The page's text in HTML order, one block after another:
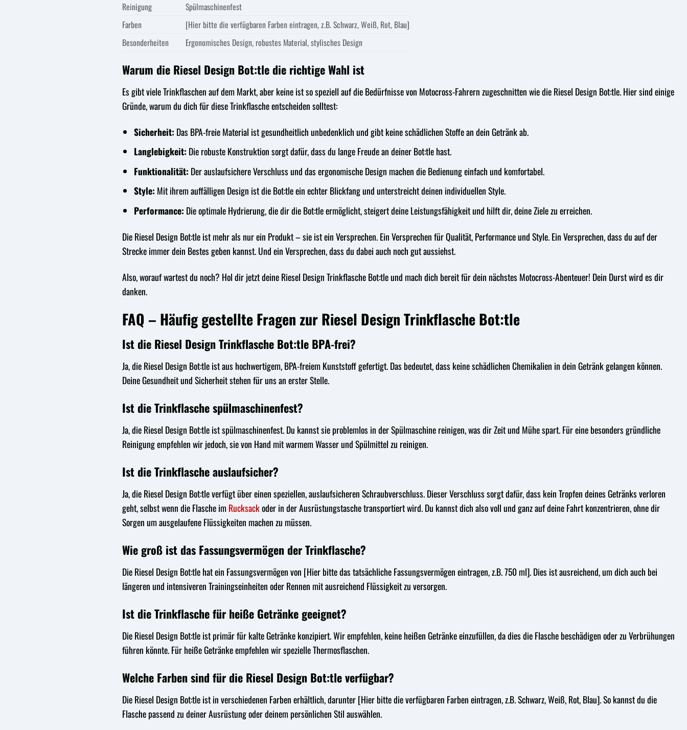
Reinigung
Spülmaschinenfest
Farben
[Hier bitte die verfügbaren Farben eintragen, z.B. Schwarz, Weiß, Rot, Blau]
Besonderheiten
Ergonomisches Design, robustes Material, stylisches Design
Warum die Riesel Design Bot:tle die richtige Wahl ist
Es gibt viele Trinkflaschen auf dem Markt, aber keine ist so speziell auf die Bedürfnisse von Motocross-Fahrern zugeschnitten wie die Riesel Design Bot:tle. Hier sind einige
Gründe, warum du dich für diese Trinkflasche entscheiden solltest:
Sicherheit: Das BPA-freie Material ist gesundheitlich unbedenklich und gibt keine schädlichen Stoffe an dein Getränk ab.
Langlebigkeit: Die robuste Konstruktion sorgt dafür, dass du lange Freude an deiner Bot:tle hast.
Funktionalität: Der auslaufsichere Verschluss und das ergonomische Design machen die Bedienung einfach und komfortabel.
Style: Mit ihrem auffälligen Design ist die Bot:tle ein echter Blickfang und unterstreicht deinen individuellen Style.
Performance: Die optimale Hydrierung, die dir die Bot:tle ermöglicht, steigert deine Leistungsfähigkeit und hilft dir, deine Ziele zu erreichen.
Die Riesel Design Bot:tle ist mehr als nur ein Produkt – sie ist ein Versprechen. Ein Versprechen für Qualität, Performance und Style. Ein Versprechen, dass du auf der
Strecke immer dein Bestes geben kannst. Und ein Versprechen, dass du dabei auch noch gut aussiehst.
Also, worauf wartest du noch? Hol dir jetzt deine Riesel Design Trinkflasche Bot:tle und mach dich bereit für dein nächstes Motocross-Abenteuer! Dein Durst wird es dir
danken.
FAQ – Häufig gestellte Fragen zur Riesel Design Trinkflasche Bot:tle
Ist die Riesel Design Trinkflasche Bot:tle BPA-frei?
Ja, die Riesel Design Bot:tle ist aus hochwertigem, BPA-freiem Kunststoff gefertigt. Das bedeutet, dass keine schädlichen Chemikalien in dein Getränk gelangen können.
Deine Gesundheit und Sicherheit stehen für uns an erster Stelle.
Ist die Trinkflasche spülmaschinenfest?
Ja, die Riesel Design Bot:tle ist spülmaschinenfest. Du kannst sie problemlos in der Spülmaschine reinigen, was dir Zeit und Mühe spart. Für eine besonders gründliche
Reinigung empfehlen wir jedoch, sie von Hand mit warmem Wasser und Spülmittel zu reinigen.
Ist die Trinkflasche auslaufsicher?
Ja, die Riesel Design Bot:tle verfügt über einen speziellen, auslaufsicheren Schraubverschluss. Dieser Verschluss sorgt dafür, dass kein Tropfen deines Getränks verloren
geht, selbst wenn die Flasche im Rucksackoder in der Ausrüstungstasche transportiert wird. Du kannst dich also voll und ganz auf deine Fahrt konzentrieren, ohne dir
Sorgen um ausgelaufene Flüssigkeiten machen zu müssen.
Wie groß ist das Fassungsvermögen der Trinkflasche?
Die Riesel Design Bot:tle hat ein Fassungsvermögen von [Hier bitte das tatsächliche Fassungsvermögen eintragen, z.B. 750 ml]. Dies ist ausreichend, um dich auch bei
längeren und intensiveren Trainingseinheiten oder Rennen mit ausreichend Flüssigkeit zu versorgen.
Ist die Trinkflasche für heiße Getränke geeignet?
Die Riesel Design Bot:tle ist primär für kalte Getränke konzipiert. Wir empfehlen, keine heißen Getränke einzufüllen, da dies die Flasche beschädigen oder zu Verbrühungen
führen könnte. Für heiße Getränke empfehlen wir spezielle Thermosflaschen.
Welche Farben sind für die Riesel Design Bot:tle verfügbar?
Die Riesel Design Bot:tle ist in verschiedenen Farben erhältlich, darunter [Hier bitte die verfügbaren Farben eintragen, z.B. Schwarz, Weiß, Rot, Blau]. So kannst du die
Flasche passend zu deiner Ausrüstung oder deinem persönlichen Stil auswählen.